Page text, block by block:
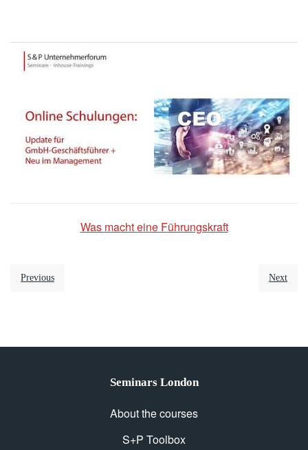
Was macht eine Führungskraft
Previous Next
Seminars London
About the courses
S+P Toolbox